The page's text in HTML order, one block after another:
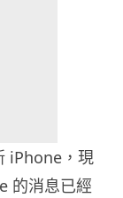
iPhone，現
的消息已經